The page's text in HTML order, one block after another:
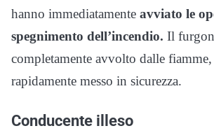
hanno immediatamente avviato le
spegnimento dell’incendio. Il
completamente avvolto dalle fiamme,
rapidamente messo in sicurezza.
Conducente illeso